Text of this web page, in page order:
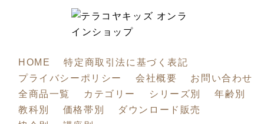
HOME
特定商取引法に基づく表記
プライバシーポリシー
会社概要
お問い合わせ
全商品一覧
カテゴリー シリーズ別
年齢別
教科別
価格帯別
ダウンロード販売